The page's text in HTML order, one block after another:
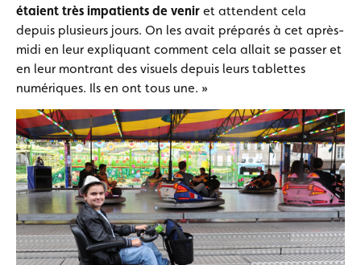
étaient très impatients de venir et attendent cela
depuis plusieurs jours. On les avait préparés à cet après-
midi en leur expliquant comment cela allait se passer et
en leur montrant des visuels depuis leurs tablettes
numériques. Ils en ont tous une. »